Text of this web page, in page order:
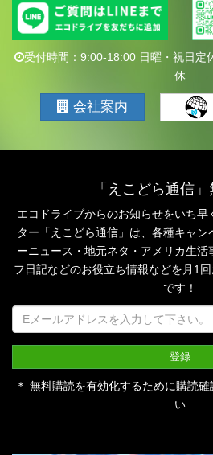
受付時間：9:00-18:00 日曜・祝日定
休
会社案内
「えこどら通信
エコドライブからのお知らせをいち
ター「えこどら通信」は、 各種キャン
ーニュース・地元ネタ・アメリカ生活
フ日記などのお役立ち情報などを月1
です！
＊ 無料購読を有効化するために購読
い